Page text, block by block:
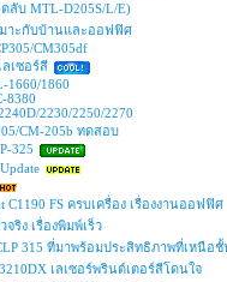
ตลับ MTL-D205S/L/E)
มาะกับบ้านและออฟฟิศ
CM305df
ลเซอร์สี
1660/1860
8380
2230/2250/2270
CM-205b ทดสอบ
325
C1190 FS ครบเครื่อง เรื่องงานออฟฟิศ
จริง เรื่องพิมพ์เร็ว
315 ที่มาพร้อมประสิทธิภาพที่เหนือ
เลเซอร์พรินต์เตอร์สีโดนใจ